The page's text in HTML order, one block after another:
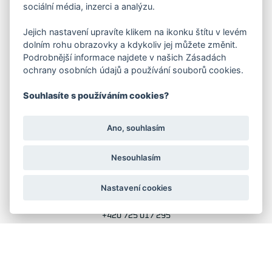
Družstevní 1394/12
Praha 4 - Nusle, 140 00
IČO: 28404009
DIČ: CZ28404009
Kroměříž, 767 01
+420 725 017 295
sociální média, inzerci a analýzu.
Jejich nastavení upravíte klikem na ikonku štítu v levém
dolním rohu obrazovky a kdykoliv jej můžete změnit.
Podrobnější informace najdete v našich Zásadách
ochrany osobních údajů a používání souborů cookies.
Souhlasíte s používáním cookies?
Ano, souhlasím
Nesouhlasím
Nastavení cookies